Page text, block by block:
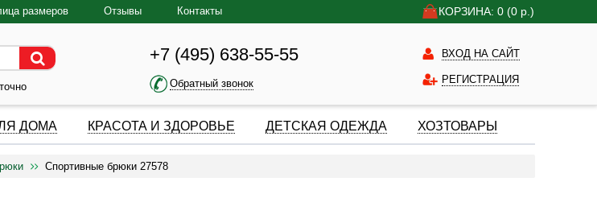
КОРЗИНА: 0 (0 р.)
размеров Отзывы Контакты
+7 (495) 638-55-55
Обратный звонок
ВХОД НА САЙТ
РЕГИСТРАЦИЯ
ДОМА КРАСОТА И ЗДОРОВЬЕ ДЕТСКАЯ ОДЕЖДА ХОЗТОВАРЫ
Спортивные брюки 27578